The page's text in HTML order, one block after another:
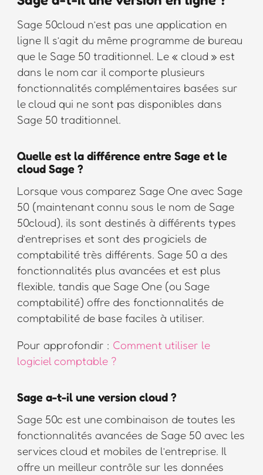
Sage 50cloud n’est pas une application en
ligne Il s’agit du même programme de bureau
que le Sage 50 traditionnel. Le « cloud » est
dans le nom car il comporte plusieurs
fonctionnalités complémentaires basées sur
le cloud qui ne sont pas disponibles dans
Sage 50 traditionnel.
Quelle est la différence entre Sage et le
cloud Sage ?
Lorsque vous comparez Sage One avec Sage
50 (maintenant connu sous le nom de Sage
50cloud), ils sont destinés à différents types
d’entreprises et sont des progiciels de
comptabilité très différents. Sage 50 a des
fonctionnalités plus avancées et est plus
flexible, tandis que Sage One (ou Sage
comptabilité) offre des fonctionnalités de
comptabilité de base faciles à utiliser.
Pour approfondir : Comment utiliser le
logiciel comptable ?
Sage a-t-il une version cloud ?
Sage 50c est une combinaison de toutes les
fonctionnalités avancées de Sage 50 avec les
services cloud et mobiles de l’entreprise. Il
offre un meilleur contrôle sur les données